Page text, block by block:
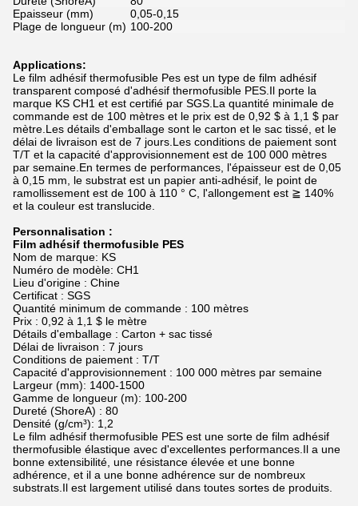
Epaisseur (mm)
0,05-0,15
Plage de longueur (m) 100-200
Applications:
Le film adhésif thermofusible Pes est un type de film adhésif
transparent composé d'adhésif thermofusible PES.Il porte la
marque KS CH1 et est certifié par SGS.La quantité minimale de
commande est de 100 mètres et le prix est de 0,92 $ à 1,1 $ par
mètre.Les détails d'emballage sont le carton et le sac tissé, et le
délai de livraison est de 7 jours.Les conditions de paiement sont
T/T et la capacité d'approvisionnement est de 100 000 mètres
par semaine.En termes de performances, l'épaisseur est de 0,05
à 0,15 mm, le substrat est un papier anti-adhésif, le point de
ramollissement est de 100 à 110 ° C, l'allongement est ≧ 140%
et la couleur est translucide.
Personnalisation :
Film adhésif thermofusible PES
Nom de marque: KS
Numéro de modèle: CH1
Lieu d'origine : Chine
Certificat : SGS
Quantité minimum de commande : 100 mètres
Prix ​​: 0,92 à 1,1 $ le mètre
Détails d'emballage : Carton + sac tissé
Délai de livraison : 7 jours
Conditions de paiement : T/T
Capacité d'approvisionnement : 100 000 mètres par semaine
Largeur (mm): 1400-1500
Gamme de longueur (m): 100-200
Dureté (ShoreA) : 80
Densité (g/cm³): 1,2
Le film adhésif thermofusible PES est une sorte de film adhésif
thermofusible élastique avec d'excellentes performances.Il a une
bonne extensibilité, une résistance élevée et une bonne
adhérence, et il a une bonne adhérence sur de nombreux
substrats.Il est largement utilisé dans toutes sortes de produits.